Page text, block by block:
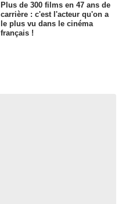
Plus de 300 films en 47 ans de
carrière : c'est l'acteur qu'on a
le plus vu dans le cinéma
français !